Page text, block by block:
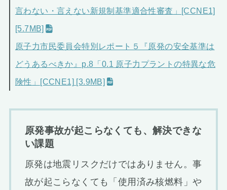
言わない・言えない新規制基準適合性審査」[CCNE1]
[5.7MB]
原子力市民委員会特別レポート５『原発の安全基準は
どうあるべきか』p.8「0.1 原子力プラントの特異な危
険性」[CCNE1] [3.9MB]
原発事故が起こらなくても、解決できな
い課題
原発は地震リスクだけではありません。事
故が起こらなくても「使用済み核燃料」や